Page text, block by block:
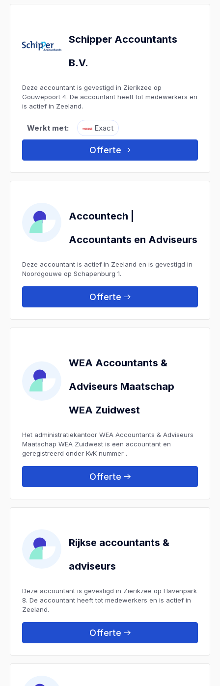
Schipper Accountants
B.V.
Deze accountant is gevestigd in Zierikzee op
Gouwepoort 4. De accountant heeft tot medewerkers en
is actief in Zeeland.
Werkt met: Exact
Offerte
Accountech |
Accountants en Adviseurs
Deze accountant is actief in Zeeland en is gevestigd in
Noordgouwe op Schapenburg 1.
Offerte
WEA Accountants &
Adviseurs Maatschap
WEA Zuidwest
Het administratiekantoor WEA Accountants & Adviseurs
Maatschap WEA Zuidwest is een accountant en
geregistreerd onder KvK nummer .
Offerte
Rijkse accountants &
adviseurs
Deze accountant is gevestigd in Zierikzee op Havenpark
8. De accountant heeft tot medewerkers en is actief in
Zeeland.
Offerte